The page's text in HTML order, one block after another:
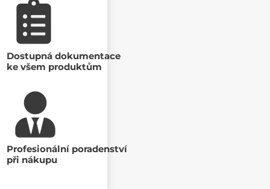
Dostupná dokumentace
ke všem produktům
Profesionální poradenství
při nákupu